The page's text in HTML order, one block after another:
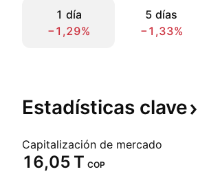
1 día
−1,29%
5 días
−1,33%
Estadísticas clave
Capitalización de mercado
‪16,05 T‬ COP